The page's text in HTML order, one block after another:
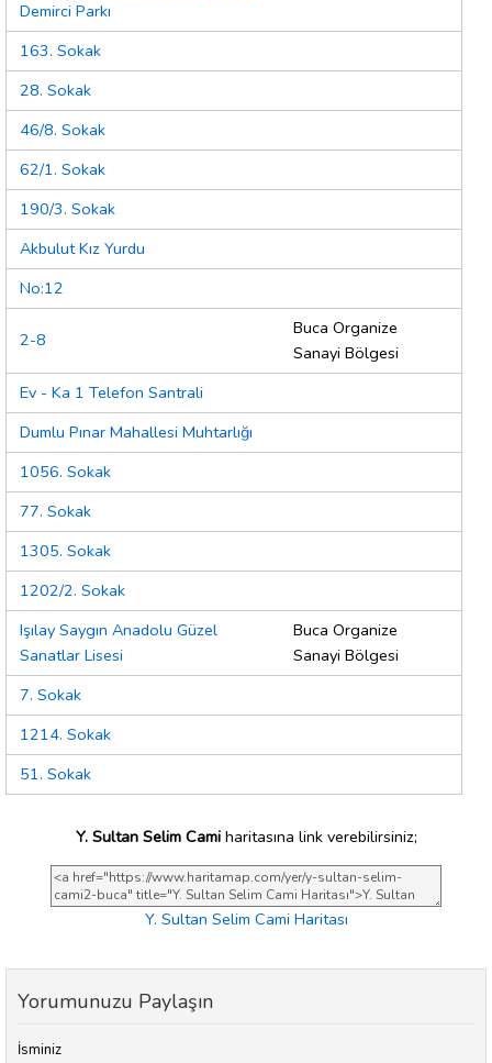
Demirci Parkı
163. Sokak
28. Sokak
46/8. Sokak
62/1. Sokak
190/3. Sokak
Akbulut Kız Yurdu
No:12
2-8
Buca Organize
Sanayi Bölgesi
Ev - Ka 1 Telefon Santrali
Dumlu Pınar Mahallesi Muhtarlığı
1056. Sokak
77. Sokak
1305. Sokak
1202/2. Sokak
Işılay Saygın Anadolu Güzel
Sanatlar Lisesi
Buca Organize
Sanayi Bölgesi
7. Sokak
1214. Sokak
51. Sokak
Y. Sultan Selim Camiharitasına link verebilirsiniz;
Y. Sultan Selim Cami Haritası
Yorumunuzu Paylaşın
İsminiz